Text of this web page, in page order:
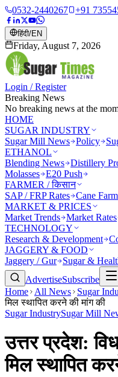
0532-2440267 +91
हिंदी/EN
Friday, August 7, 2026
Login / Register
Breaking News
No breaking news at the
HOME
SUGAR INDUSTRY
Sugar Mill News Policy
ETHANOL
Blending News Distillery
Molasses E20 Push
FARMER / किसान
SAP / FRP Rates Cane
MARKET & PRICES
Market Trends Market Rates
TECHNOLOGY
Research & Development
JAGGERY & FOOD
Jaggery / Gur
Sugar &
AdvertiseSubscribe
Home
All News Sugar
मिल स्थापित करने की मांग की
Sugar IndustrySugar Mill
उत्तर प्रदेश:
मिल स्थापित